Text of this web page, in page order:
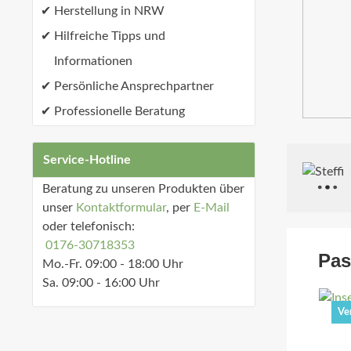
Herstellung in NRW
Hilfreiche Tipps und
Informationen
Persönliche Ansprechpartner
Professionelle Beratung
Service-Hotline
Beratung zu unseren Produkten über
unser Kontaktformular, per E-Mail
oder telefonisch:
0176-30718353
Mo.-Fr. 09:00 - 18:00 Uhr
Sa. 09:00 - 16:00 Uhr